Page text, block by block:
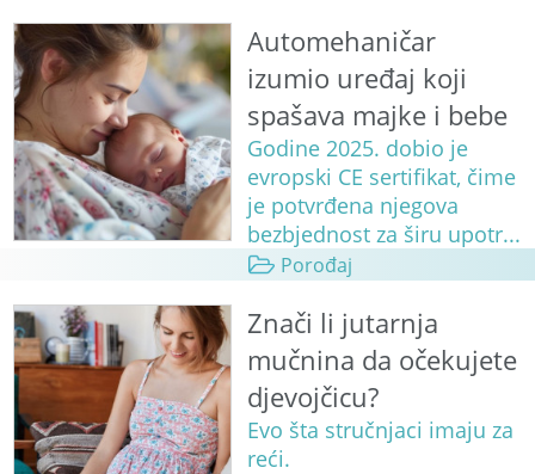
Automehaničar
izumio uređaj koji
spašava majke i bebe
Godine 2025. dobio je
evropski CE sertifikat, čime
je potvrđena njegova
bezbjednost za širu upotr...
Porođaj
Znači li jutarnja
mučnina da očekujete
djevojčicu?
Evo šta stručnjaci imaju za
reći.